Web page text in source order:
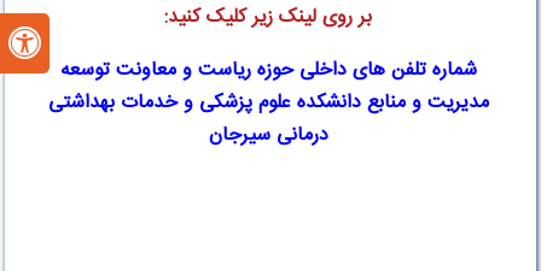
بر روی لینک زیر کلیک کنید:
شماره تلفن های داخلی حوزه ریاست و معاونت توسعه
مدیریت و منابع دانشکده علوم پزشکی و خدمات بهداشتی
درمانی سیرجان
